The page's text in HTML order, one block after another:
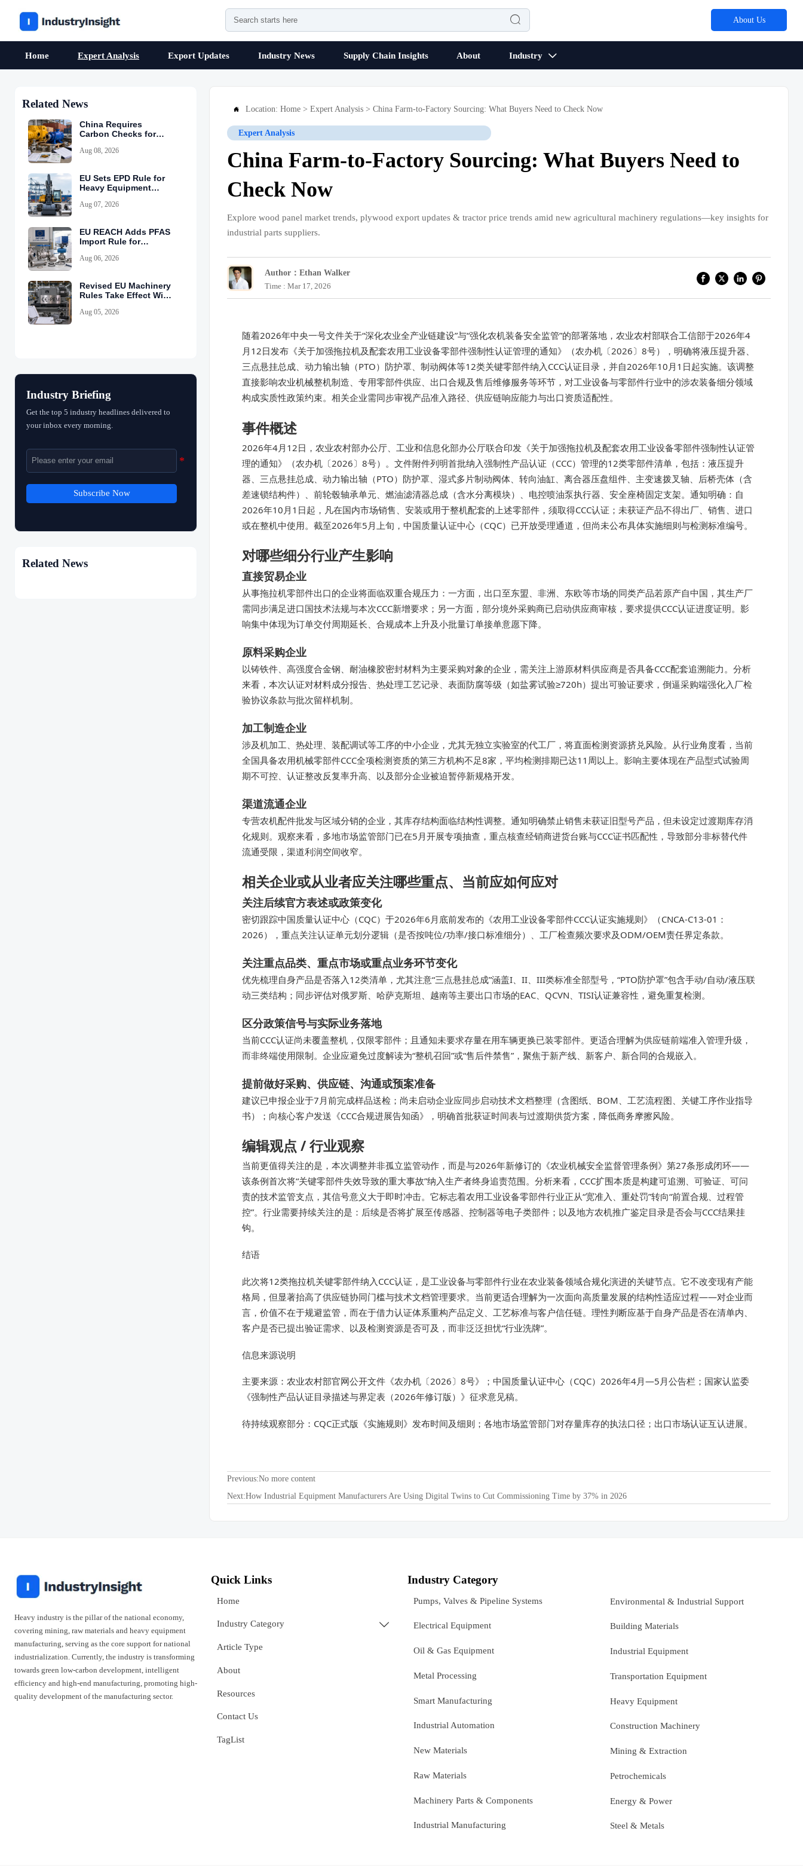
 About Us
Home Expert Analysis Export Updates Industry News Supply Chain Insights About Industry 
Related News
China Requires
Carbon Checks for
Aug 08, 2026
EU Sets EPD Rule for
Heavy Equipment
Aug 07, 2026
EU REACH Adds PFAS
Import Rule for
Aug 06, 2026
Revised EU Machinery
Rules Take Effect With
Aug 05, 2026
Industry Briefing
Get the top 5 industry headlines delivered to
your inbox every morning.
Subscribe Now
Related News
 Location:Home >Expert Analysis >China Farm-to-Factory Sourcing: What Buyers Need to Check Now
Expert Analysis
China Farm-to-Factory Sourcing: What Buyers Need to
Check Now
Explore wood panel market trends, plywood export updates & tractor price trends amid new agricultural machinery regulations—key insights for
industrial parts suppliers.
Author：Ethan Walker
Time : Mar 17, 2026
随着2026年中央一号文件关于“深化农业全产业链建设”与“强化农机装备安全监管”的部署落地，农业农村部联合工信部于2026年4
月12日发布《关于加强拖拉机及配套农用工业设备零部件强制性认证管理的通知》（农办机〔2026〕8号），明确将液压提升器、
三点悬挂总成、动力输出轴（PTO）防护罩、制动阀体等12类关键零部件纳入CCC认证目录，并自2026年10月1日起实施。该调整
直接影响农业机械整机制造、专用零部件供应、出口合规及售后维修服务等环节，对工业设备与零部件行业中的涉农装备细分领域
构成实质性政策约束。相关企业需同步审视产品准入路径、供应链响应能力与出口资质适配性。
事件概述
2026年4月12日，农业农村部办公厅、工业和信息化部办公厅联合印发《关于加强拖拉机及配套农用工业设备零部件强制性认证管
理的通知》（农办机〔2026〕8号）。文件附件列明首批纳入强制性产品认证（CCC）管理的12类零部件清单，包括：液压提升
器、三点悬挂总成、动力输出轴（PTO）防护罩、湿式多片制动阀体、转向油缸、离合器压盘组件、主变速拨叉轴、后桥壳体（含
差速锁结构件）、前轮毂轴承单元、燃油滤清器总成（含水分离模块）、电控喷油泵执行器、安全座椅固定支架。通知明确：自
2026年10月1日起，凡在国内市场销售、安装或用于整机配套的上述零部件，须取得CCC认证；未获证产品不得出厂、销售、进口
或在整机中使用。截至2026年5月上旬，中国质量认证中心（CQC）已开放受理通道，但尚未公布具体实施细则与检测标准编号。
对哪些细分行业产生影响
直接贸易企业
从事拖拉机零部件出口的企业将面临双重合规压力：一方面，出口至东盟、非洲、东欧等市场的同类产品若原产自中国，其生产厂
需同步满足进口国技术法规与本次CCC新增要求；另一方面，部分境外采购商已启动供应商审核，要求提供CCC认证进度证明。影
响集中体现为订单交付周期延长、合规成本上升及小批量订单接单意愿下降。
原料采购企业
以铸铁件、高强度合金钢、耐油橡胶密封材料为主要采购对象的企业，需关注上游原材料供应商是否具备CCC配套追溯能力。分析
来看，本次认证对材料成分报告、热处理工艺记录、表面防腐等级（如盐雾试验≥720h）提出可验证要求，倒逼采购端强化入厂检
验协议条款与批次留样机制。
加工制造企业
涉及机加工、热处理、装配调试等工序的中小企业，尤其无独立实验室的代工厂，将直面检测资源挤兑风险。从行业角度看，当前
全国具备农用机械零部件CCC全项检测资质的第三方机构不足8家，平均检测排期已达11周以上。影响主要体现在产品型式试验周
期不可控、认证整改反复率升高、以及部分企业被迫暂停新规格开发。
渠道流通企业
专营农机配件批发与区域分销的企业，其库存结构面临结构性调整。通知明确禁止销售未获证旧型号产品，但未设定过渡期库存消
化规则。观察来看，多地市场监管部门已在5月开展专项抽查，重点核查经销商进货台账与CCC证书匹配性，导致部分非标替代件
流通受限，渠道利润空间收窄。
相关企业或从业者应关注哪些重点、当前应如何应对
关注后续官方表述或政策变化
密切跟踪中国质量认证中心（CQC）于2026年6月底前发布的《农用工业设备零部件CCC认证实施规则》（CNCA-C13-01：
2026），重点关注认证单元划分逻辑（是否按吨位/功率/接口标准细分）、工厂检查频次要求及ODM/OEM责任界定条款。
关注重点品类、重点市场或重点业务环节变化
优先梳理自身产品是否落入12类清单，尤其注意“三点悬挂总成”涵盖I、II、III类标准全部型号，“PTO防护罩”包含手动/自动/液压联
动三类结构；同步评估对俄罗斯、哈萨克斯坦、越南等主要出口市场的EAC、QCVN、TISI认证兼容性，避免重复检测。
区分政策信号与实际业务落地
当前CCC认证尚未覆盖整机，仅限零部件；且通知未要求存量在用车辆更换已装零部件。更适合理解为供应链前端准入管理升级，
而非终端使用限制。企业应避免过度解读为“整机召回”或“售后件禁售”，聚焦于新产线、新客户、新合同的合规嵌入。
提前做好采购、供应链、沟通或预案准备
建议已申报企业于7月前完成样品送检；尚未启动企业应同步启动技术文档整理（含图纸、BOM、工艺流程图、关键工序作业指导
书）；向核心客户发送《CCC合规进展告知函》，明确首批获证时间表与过渡期供货方案，降低商务摩擦风险。
编辑观点 / 行业观察
当前更值得关注的是，本次调整并非孤立监管动作，而是与2026年新修订的《农业机械安全监督管理条例》第27条形成闭环——
该条例首次将“关键零部件失效导致的重大事故”纳入生产者终身追责范围。分析来看，CCC扩围本质是构建可追溯、可验证、可问
责的技术监管支点，其信号意义大于即时冲击。它标志着农用工业设备零部件行业正从“宽准入、重处罚”转向“前置合规、过程管
控”。行业需要持续关注的是：后续是否将扩展至传感器、控制器等电子类部件；以及地方农机推广鉴定目录是否会与CCC结果挂
钩。
结语
此次将12类拖拉机关键零部件纳入CCC认证，是工业设备与零部件行业在农业装备领域合规化演进的关键节点。它不改变现有产能
格局，但显著抬高了供应链协同门槛与技术文档管理要求。当前更适合理解为一次面向高质量发展的结构性适应过程——对企业而
言，价值不在于规避监管，而在于借力认证体系重构产品定义、工艺标准与客户信任链。理性判断应基于自身产品是否在清单内、
客户是否已提出验证需求、以及检测资源是否可及，而非泛泛担忧“行业洗牌”。
信息来源说明
主要来源：农业农村部官网公开文件《农办机〔2026〕8号》；中国质量认证中心（CQC）2026年4月—5月公告栏；国家认监委
《强制性产品认证目录描述与界定表（2026年修订版）》征求意见稿。
待持续观察部分：CQC正式版《实施规则》发布时间及细则；各地市场监管部门对存量库存的执法口径；出口市场认证互认进展。
Previous:No more content
Next:How Industrial Equipment Manufacturers Are Using Digital Twins to Cut Commissioning Time by 37% in 2026
Heavy industry is the pillar of the national economy,
covering mining, raw materials and heavy equipment
manufacturing, serving as the core support for national
industrialization. Currently, the industry is transforming
towards green low-carbon development, intelligent
efficiency and high-end manufacturing, promoting high-
quality development of the manufacturing sector.
Quick Links
Home
Industry Category 
Article Type
About
Resources
Contact Us
TagList
Industry Category
Pumps, Valves & Pipeline Systems
Electrical Equipment
Oil & Gas Equipment
Metal Processing
Smart Manufacturing
Industrial Automation
New Materials
Raw Materials
Machinery Parts & Components
Industrial Manufacturing
Environmental & Industrial Support
Building Materials
Industrial Equipment
Transportation Equipment
Heavy Equipment
Construction Machinery
Mining & Extraction
Petrochemicals
Energy & Power
Steel & Metals